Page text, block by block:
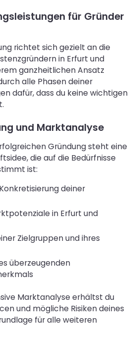
für Gründer
richtet sich gezielt an die
in Erfurt und
ganzheitlichen Ansatz
alle Phasen deiner
dafür, dass du keine wichtigen
und Marktanalyse
Gründung steht eine
die auf die Bedürfnisse
ist:
deiner
in Erfurt und
Zielgruppen und ihres
überzeugenden
Marktanalyse erhältst du
und mögliche Risiken deines
für alle weiteren